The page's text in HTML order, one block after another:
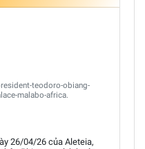
teodoro-obiang-
malabo-africa.
26/04/26 của Aleteia,